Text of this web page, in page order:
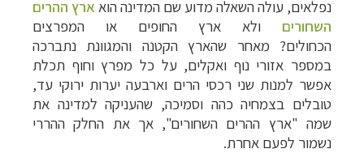
נפלאים, עולה השאלה מדוע שם המדינה הוא ארץ ההרים
השחורים ולא ארץ החופים או המפרצים
הכחולים? מאחר שהארץ הקטנה והמגוונת נתברכה
במספר אזורי נוף ואקלים, על כל מפרץ וחוף תכלת
אפשר למנות שני רכסי הרים וארבעה יערות ירוקי עד,
טובלים בצמחיה כהה וסמיכה, שהעניקה למדינה את
שמה "ארץ ההרים השחורים", אך את החלק ההררי
נשמור לפעם אחרת.